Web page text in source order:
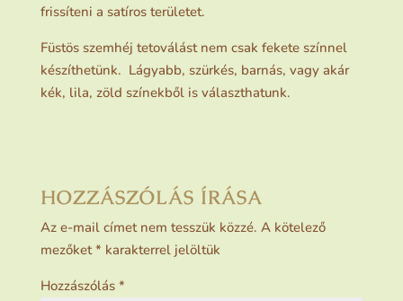
frissíteni a satíros területet.
Füstös szemhéj tetoválást nem csak fekete színnel
készíthetünk. Lágyabb, szürkés, barnás, vagy akár
kék, lila, zöld színekből is választhatunk.
HOZZÁSZÓLÁS ÍRÁSA
Az e-mail címet nem tesszük közzé. A kötelező
mezőket* karakterrel jelöltük
Hozzászólás *